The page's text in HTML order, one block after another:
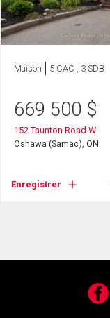
Maison 5 CAC , 3 SDB
669 500 $
152 Taunton Road W
Oshawa (Samac), ON
Enregistrer